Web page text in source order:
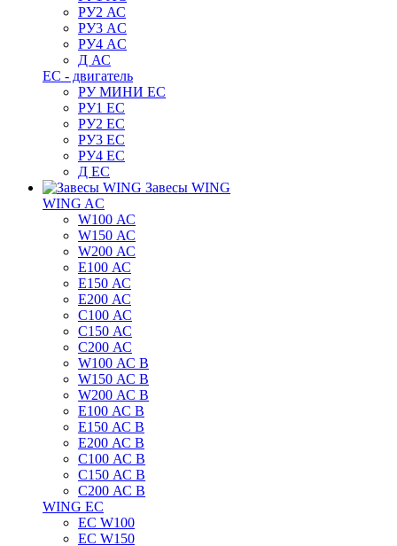
РУ2 АС
РУ3 AC
РУ4 AC
Д АС
ЕС - двигатель
РУ МИНИ EC
РУ1 EC
РУ2 EC
РУ3 EC
РУ4 EC
Д ЕС
Завесы WING
WING AC
W100 АС
W150 АС
W200 АС
E100 АС
E150 АС
E200 АС
C100 АС
C150 АС
C200 АС
W100 АС B
W150 АС B
W200 АС B
E100 АС B
E150 АС B
E200 АС B
C100 АС B
C150 АС B
C200 АС B
WING EC
ЕС W100
ЕС W150